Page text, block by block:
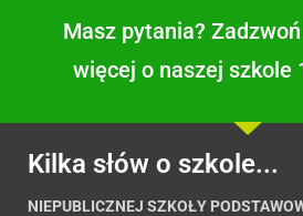
Masz pytania?
więcej o naszej szkole
Kilka słów o szkole...
NIEPUBLICZNEJ SZKOŁY